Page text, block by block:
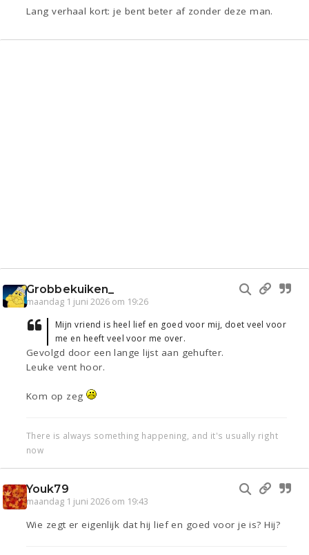
Lang verhaal kort: je bent beter af zonder deze man.
Grobbekuiken_
maandag 1 juni 2026 om 19:26
Mijn vriend is heel lief en goed voor mij, doet veel voor
me en heeft veel voor me over.
Gevolgd door een lange lijst aan gehufter.
Leuke vent hoor.
Kom op zeg
There is always something happening, and it's usually right
now
Youk79
maandag 1 juni 2026 om 19:43
Wie zegt er eigenlijk dat hij lief en goed voor je is? Hij?